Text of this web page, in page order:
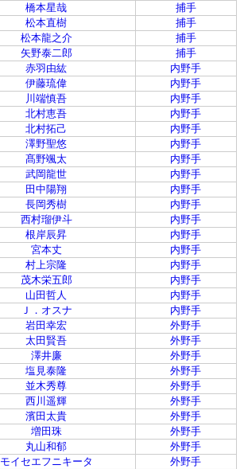
橋本星哉
捕手
松本直樹
捕手
松本龍之介
捕手
矢野泰二郎
捕手
赤羽由紘
内野手
伊藤琉偉
内野手
川端慎吾
内野手
北村恵吾
内野手
北村拓己
内野手
澤野聖悠
内野手
髙野颯太
内野手
武岡龍世
内野手
田中陽翔
内野手
長岡秀樹
内野手
西村瑠伊斗
内野手
根岸辰昇
内野手
宮本丈
内野手
村上宗隆
内野手
茂木栄五郎
内野手
山田哲人
内野手
Ｊ．オスナ
内野手
岩田幸宏
外野手
太田賢吾
外野手
澤井廉
外野手
塩見泰隆
外野手
並木秀尊
外野手
西川遥輝
外野手
濱田太貴
外野手
増田珠
外野手
丸山和郁
外野手
モイセエフニキータ
外野手